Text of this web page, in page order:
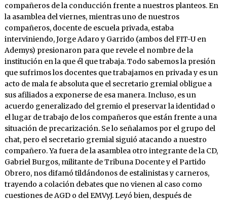
compañeros de la conducción frente a nuestros planteos. En
la asamblea del viernes, mientras uno de nuestros
compañeros, docente de escuela privada, estaba
interviniendo, Jorge Adaro y Garrido (ambos del FIT-U en
Ademys) presionaron para que revele el nombre de la
institución en la que él que trabaja. Todo sabemos la presión
que sufrimos los docentes que trabajamos en privada y es un
acto de mala fe absoluta que el secretario gremial obligue a
sus afiliados a exponerse de esa manera. Incluso, es un
acuerdo generalizado del gremio el preservar la identidad o
el lugar de trabajo de los compañeros que están frente a una
situación de precarización. Se lo señalamos por el grupo del
chat, pero el secretario gremial siguió atacando a nuestro
compañero. Ya fuera de la asamblea otro integrante de la CD,
Gabriel Burgos, militante de Tribuna Docente y el Partido
Obrero, nos difamó tildándonos de estalinistas y carneros,
trayendo a colación debates que no vienen al caso como
cuestiones de AGD o del EMVyJ. Leyó bien, después de